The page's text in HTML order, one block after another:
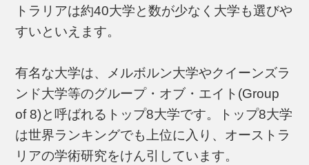
トラリアは約40大学と数が少なく大学も選びや
すいといえます。
有名な大学は、メルボルン大学やクイーンズラ
ンド大学等のグループ・オブ・エイト(Group
of 8)と呼ばれるトップ8大学です。トップ8大学
は世界ランキングでも上位に入り、オーストラ
リアの学術研究をけん引しています。